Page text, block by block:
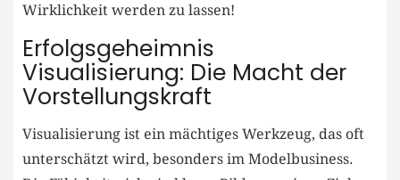
Wirklichkeit werden zu lassen!
Erfolgsgeheimnis
Visualisierung: Die Macht der
⁤Vorstellungskraft
Visualisierung ⁢ist ​ein mächtiges‌ Werkzeug,‌ das oft
unterschätzt wird, besonders im Modelbusiness.